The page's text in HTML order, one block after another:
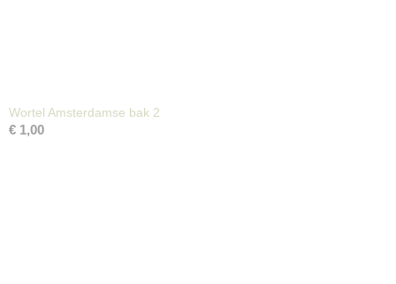
Wortel Amsterdamse bak 2
€ 1,00